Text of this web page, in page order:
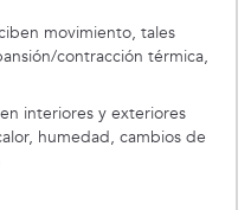
movimiento, tales
contracción térmica,
interiores y exteriores
humedad, cambios de